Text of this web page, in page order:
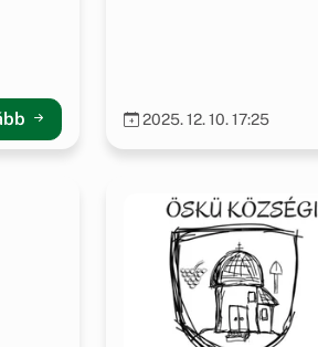
2025. 12. 10. 17:25